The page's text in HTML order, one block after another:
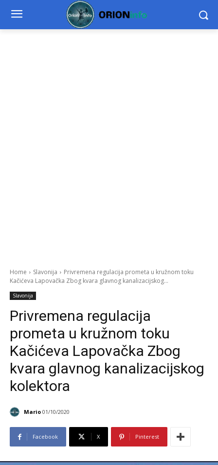
Home Slavonija
Privremena regulacija prometa u kružnom toku
Kačićeva Lapovačka Zbog kvara glavnog kanalizacijskog...
Slavonija
Privremena regulacija
prometa u kružnom toku
Kačićeva Lapovačka Zbog
kvara glavnog kanalizacijskog
kolektora
Mario 01/10/2020
Facebook X Pinterest